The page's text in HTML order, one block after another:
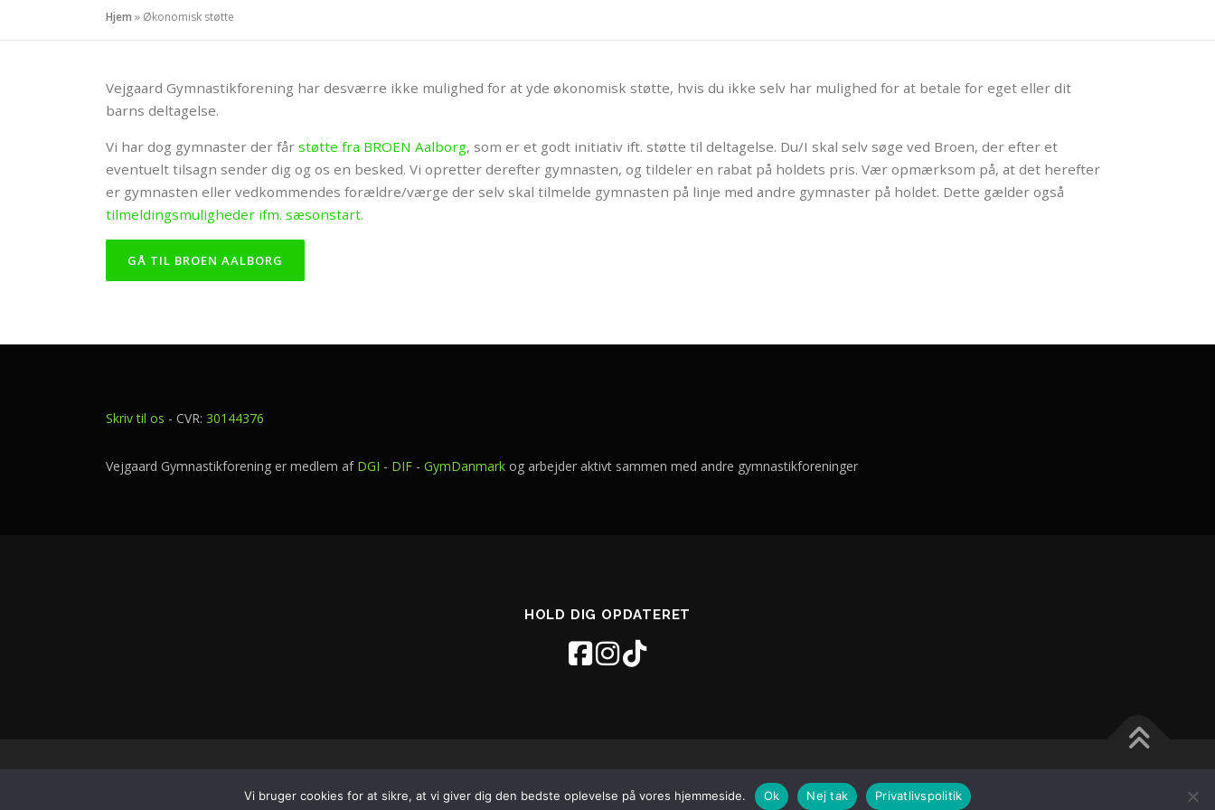
Hjem » Økonomisk støtte
Vejgaard Gymnastikforening har desværre ikke mulighed for at yde økonomisk støtte, hvis du ikke selv har mulighed for at betale for eget eller dit
barns deltagelse.
Vi har dog gymnaster der får støtte fra BROEN Aalborg, som er et godt initiativ ift. støtte til deltagelse. Du/I skal selv søge ved Broen, der efter et
eventuelt tilsagn sender dig og os en besked. Vi opretter derefter gymnasten, og tildeler en rabat på holdets pris. Vær opmærksom på, at det herefter
er gymnasten eller vedkommendes forældre/værge der selv skal tilmelde gymnasten på linje med andre gymnaster på holdet. Dette gælder også
tilmeldingsmuligheder ifm. sæsonstart.
GÅ TIL BROEN AALBORG
Skriv til os - CVR: 30144376
Vejgaard Gymnastikforening er medlem af DGI - DIF - GymDanmark og arbejder aktivt sammen med andre gymnastikforeninger
HOLD DIG OPDATERET
tema af FameThemes
Vi bruger cookies for at sikre, at vi giver dig den bedste oplevelse på vores hjemmeside. Ok Nej tak Privatlivspolitik